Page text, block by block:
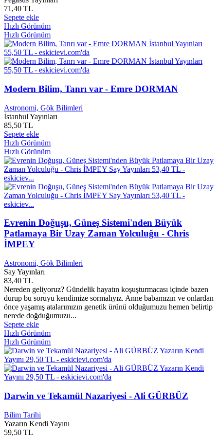
AMD Athlon II X2 260
Amelia Grey
Amil ÇELEBİOĞLU
Amin MAALOUF 0
Amir TAHERİ 0
Amiran Kurtkan Bilgiseven 0
AMY CHUA 0
Amy Engel 0
Amy Greene
Amy Poehler
Amy Pulm
Amy Smart
Amy Tan 0
Anais Nin 0
Anand Devapath 0
Anatole France 0
Andreas Dalberg 0
Andrei Amalrik 0
Andrew CLEMENTS
Andrew George
Andrew Gross
Andrew Lane 0
Andrew MORTON 0
Andrew Shaffer 0
Andri Snaer Magnason
Andy Garcia
Andy Mulligan
Andy Samberg 0
Andy WEIR 0
ANG LEE 0
Angela Bassett 0
Angela Nanetti 0
Angela Sommer-Bodenburg
Angelina Jolie
71,40 TL
Sepete ekle
Hızlı Görünüm
Hızlı Görünüm
Modern Bilim, Tanrı var - Emre DORMAN
Astronomi, Gök Bilimleri
İstanbul Yayınları
85,50 TL
Sepete ekle
Hızlı Görünüm
Hızlı Görünüm
Evrenin Doğuşu, Güneş Sistemi'nden Büyük
Patlamaya Bir Uzay Zaman Yolculuğu - Chris
İMPEY
Astronomi, Gök Bilimleri
Say Yayınları
83,40 TL
Nereden geliyoruz? Gündelik hayatın koşuşturmacası içinde bazen
durup bu soruyu kendimize sormalıyız. Anne babamızın ve onlardan
önce yaşamış atalarımızın genetik ürünü olduğumuzu hemen belirtip
nerede doğduğumuzu...
Sepete ekle
Hızlı Görünüm
Hızlı Görünüm
Darwin ve Tekamül Nazariyesi - Ali GÜRBÜZ
Bilim Tarihi
Yazarın Kendi Yayını
59,50 TL